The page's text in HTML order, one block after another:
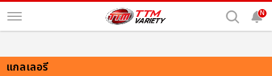
N
แกลเลอรี